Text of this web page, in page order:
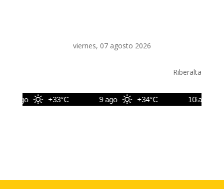
viernes, 07 agosto 2026
Riberalta
+33°C 9 ago +34°C 10 ago